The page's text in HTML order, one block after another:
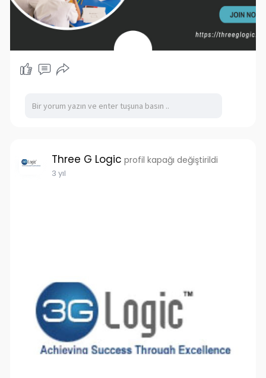
Three G Logic profil kapağı değiştirildi
3 yıl